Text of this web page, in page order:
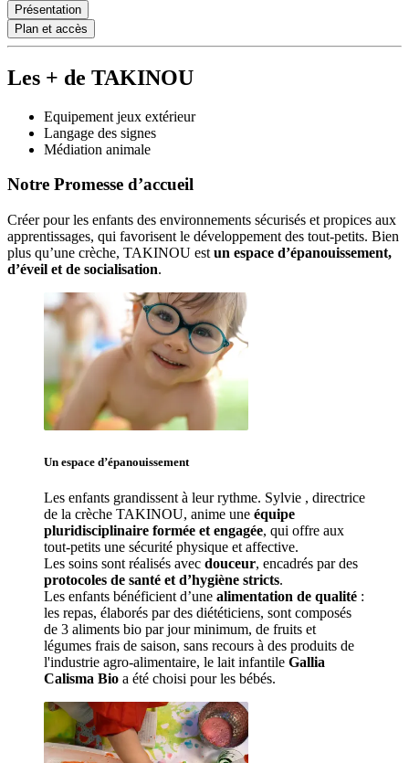
Présentation
Plan et accès
Les + de TAKINOU
Equipement jeux extérieur
Langage des signes
Médiation animale
Notre Promesse d’accueil
Créer pour les enfants des environnements sécurisés et propices aux
apprentissages, qui favorisent le développement des tout-petits. Bien
plus qu’une crèche, TAKINOU est un espace d’épanouissement,
d’éveil et de socialisation.
Un espace d’épanouissement
Les enfants grandissent à leur rythme. Sylvie , directrice
de la crèche TAKINOU, anime une équipe
pluridisciplinaire formée et engagée, qui offre aux
tout-petits une sécurité physique et affective.
Les soins sont réalisés avec douceur
protocoles de santé et d’hygiène stricts.
Les enfants bénéficient d’une alimentation de qualité :
les repas, élaborés par des diététiciens, sont composés
de 3 aliments bio par jour minimum, de fruits et
légumes frais de saison, sans recours à des produits de
l'industrie agro-alimentaire, le lait infantile Gallia
Calisma Bio a été choisi pour les bébés.